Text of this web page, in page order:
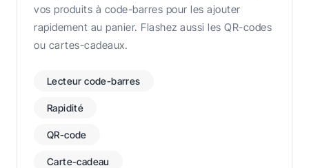
vos produits à code-barres pour les ajouter
rapidement au panier. Flashez aussi les QR-codes
ou cartes-cadeaux.
Lecteur code-barres
Rapidité
QR-code
Carte-cadeau